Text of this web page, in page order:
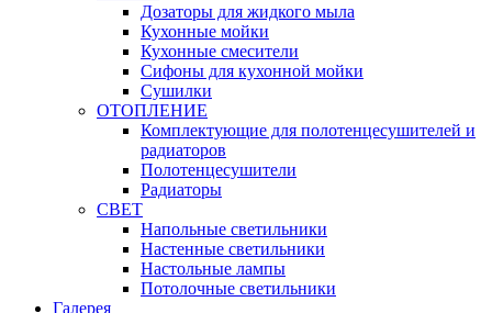
Дозаторы для жидкого мыла
Кухонные мойки
Кухонные смесители
Сифоны для кухонной мойки
Сушилки
ОТОПЛЕНИЕ
Комплектующие для полотенцесушителей и
радиаторов
Полотенцесушители
Радиаторы
СВЕТ
Напольные светильники
Настенные светильники
Настольные лампы
Потолочные светильники
Галерея